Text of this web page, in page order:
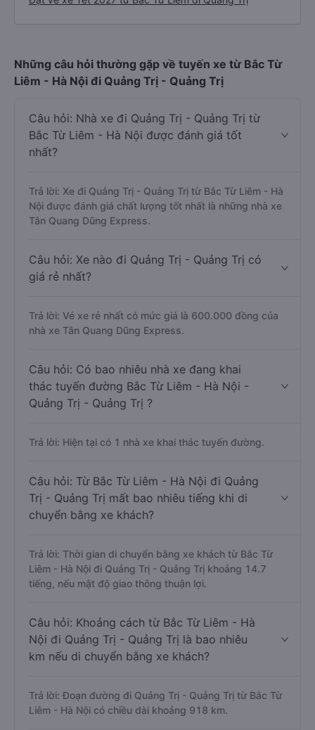
Những câu hỏi thường gặp về tuyến xe từ Bắc Từ
Liêm - Hà Nội đi Quảng Trị - Quảng Trị
Câu hỏi: Nhà xe đi Quảng Trị - Quảng Trị từ
Bắc Từ Liêm - Hà Nội được đánh giá tốt
nhất?
Trả lời: Xe đi Quảng Trị - Quảng Trị từ Bắc Từ Liêm - Hà
Nội được đánh giá chất lượng tốt nhất là những nhà xe
Tân Quang Dũng Express.
Câu hỏi: Xe nào đi Quảng Trị - Quảng Trị có
giá rẻ nhất?
Trả lời: Vé xe rẻ nhất có mức giá là 600.000 đồng của
nhà xe Tân Quang Dũng Express.
Câu hỏi: Có bao nhiêu nhà xe đang khai
thác tuyến đường Bắc Từ Liêm - Hà Nội -
Quảng Trị - Quảng Trị ?
Trả lời: Hiện tại có 1 nhà xe khai thác tuyến đường.
Câu hỏi: Từ Bắc Từ Liêm - Hà Nội đi Quảng
Trị - Quảng Trị mất bao nhiêu tiếng khi di
chuyển bằng xe khách?
Trả lời: Thời gian di chuyển bằng xe khách từ Bắc Từ
Liêm - Hà Nội đi Quảng Trị - Quảng Trị khoảng 14.7
tiếng, nếu mật độ giao thông thuận lợi.
Câu hỏi: Khoảng cách từ Bắc Từ Liêm - Hà
Nội đi Quảng Trị - Quảng Trị là bao nhiêu
km nếu di chuyển bằng xe khách?
Trả lời: Đoạn đường đi Quảng Trị - Quảng Trị từ Bắc Từ
Liêm - Hà Nội có chiều dài khoảng 918 km.